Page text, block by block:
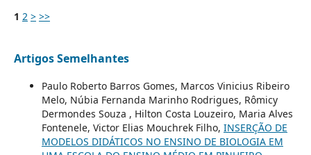
1 2 > >>
Artigos Semelhantes
Paulo Roberto Barros Gomes, Marcos Vinicius Ribeiro
Melo, Núbia Fernanda Marinho Rodrigues, Rômicy
Dermondes Souza , Hilton Costa Louzeiro, Maria Alves
Fontenele, Victor Elias Mouchrek Filho, INSERÇÃO DE
MODELOS DIDÁTICOS NO ENSINO DE BIOLOGIA EM